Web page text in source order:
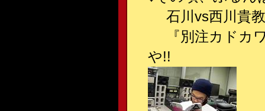
石川vs西川貴
『別注カドカ
や!!